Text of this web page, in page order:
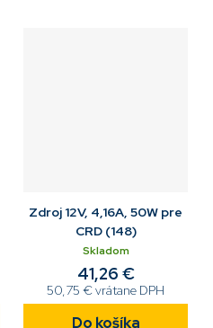
Zdroj 12V, 4,16A, 50W pre
CRD (148)
Skladom
50,75 € vrátane DPH
41,26 €
Do košíka